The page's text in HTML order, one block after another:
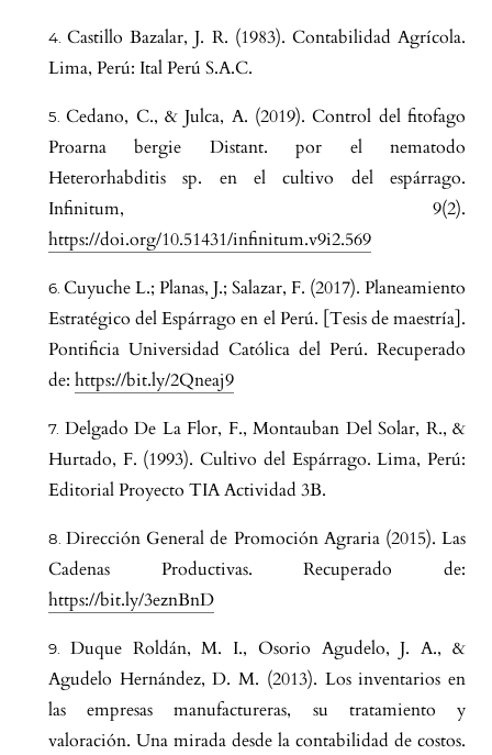
Castillo Bazalar, J. R. (1983). Contabilidad Agrícola.
Lima, Perú: Ital Perú S.A.C.
Cedano, C., & Julca, A. (2019). Control del fitofago
Proarna bergie Distant. por el nematodo
Heterorhabditis sp. en el cultivo del espárrago.
Infinitum, 9(2).
https://doi.org/10.51431/infinitum.v9i2.569
Cuyuche L.; Planas, J.; Salazar, F. (2017). Planeamiento
Estratégico del Espárrago en el Perú. [Tesis de maestría].
Pontificia Universidad Católica del Perú. Recuperado
de: https://bit.ly/2Qneaj9
Delgado De La Flor, F., Montauban Del Solar, R., &
Hurtado, F. (1993). Cultivo del Espárrago. Lima, Perú:
Editorial Proyecto TIA Actividad 3B.
Dirección General de Promoción Agraria (2015). Las
Cadenas Productivas. Recuperado de:
https://bit.ly/3eznBnD
Duque Roldán, M. I., Osorio Agudelo, J. A., &
Agudelo Hernández, D. M. (2013). Los inventarios en
las empresas manufactureras, su tratamiento y
valoración. Una mirada desde la contabilidad de costos.